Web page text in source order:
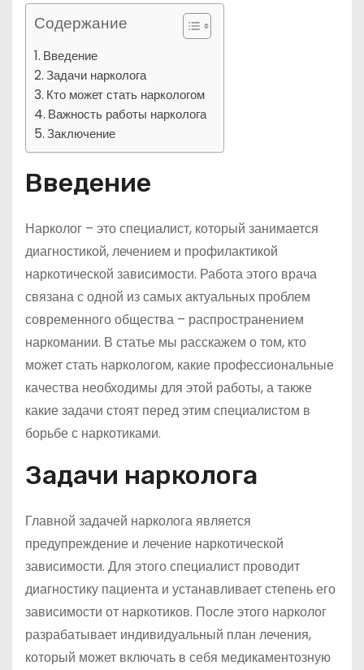
Содержание
Введение
Задачи нарколога
Кто может стать наркологом
Важность работы нарколога
Заключение
Введение
Нарколог – это специалист, который занимается
диагностикой, лечением и профилактикой
наркотической зависимости. Работа этого врача
связана с одной из самых актуальных проблем
современного общества – распространением
наркомании. В статье мы расскажем о том, кто
может стать наркологом, какие профессиональные
качества необходимы для этой работы, а также
какие задачи стоят перед этим специалистом в
борьбе с наркотиками.
Задачи нарколога
Главной задачей нарколога является
предупреждение и лечение наркотической
зависимости. Для этого специалист проводит
диагностику пациента и устанавливает степень его
зависимости от наркотиков. После этого нарколог
разрабатывает индивидуальный план лечения,
который может включать в себя медикаментозную